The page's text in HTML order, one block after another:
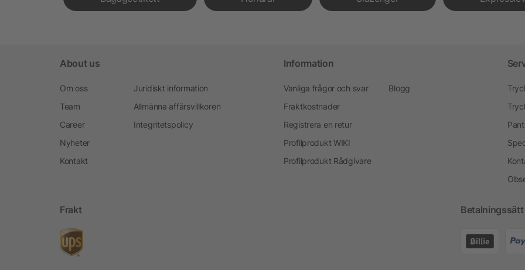
About us
Om oss
Team
Career
Nyheter
Kontakt
Juridiskt information
Allmänna affärsvillkoren
Integritetspolicy
Information
Vanliga frågor och svar
Fraktkostnader
Registrera en retur
Profilprodukt WIKI
Profilprodukt Rådgivare
Blogg
Frakt Betalningssätt